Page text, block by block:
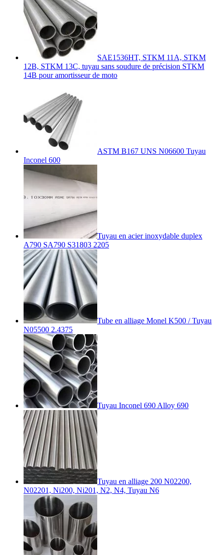
SAE1536HT, STKM 11A, STKM
12B, STKM 13C, tuyau sans soudure de précision STKM
14B pour amortisseur de moto
ASTM B167 UNS N06600 Tuyau
Inconel 600
Tuyau en acier inoxydable duplex
A790 SA790 S31803 2205
Tube en alliage Monel K500 / Tuyau
N05500 2.4375
Tuyau Inconel 690 Alloy 690
Tuyau en alliage 200 N02200,
N02201, Ni200, Ni201, N2, N4, Tuyau N6